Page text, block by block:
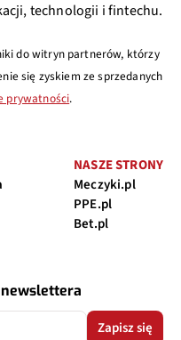
technologii i fintechu.
do witryn partnerów, którzy
się zyskiem ze sprzedanych
prywatności.
NASZE STRONY
Meczyki.pl
PPE.pl
Bet.pl
newslettera
Zapisz się